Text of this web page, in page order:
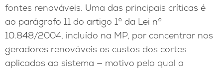
fontes renováveis. Uma das principais críticas é
ao parágrafo 11 do artigo 1º da Lei nº
10.848/2004, incluído na MP, por concentrar nos
geradores renováveis os custos dos cortes
aplicados ao sistema — motivo pelo qual a